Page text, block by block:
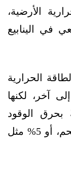
الأرضية،
في الينابيع
الحرارية
آخر، لكنها
بحرق الوقود